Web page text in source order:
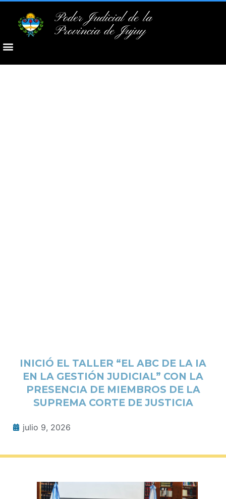
Poder Judicial de la
Provincia de Jujuy
INICIÓ EL TALLER “EL ABC DE LA IA
EN LA GESTIÓN JUDICIAL” CON LA
PRESENCIA DE MIEMBROS DE LA
SUPREMA CORTE DE JUSTICIA
julio 9, 2026